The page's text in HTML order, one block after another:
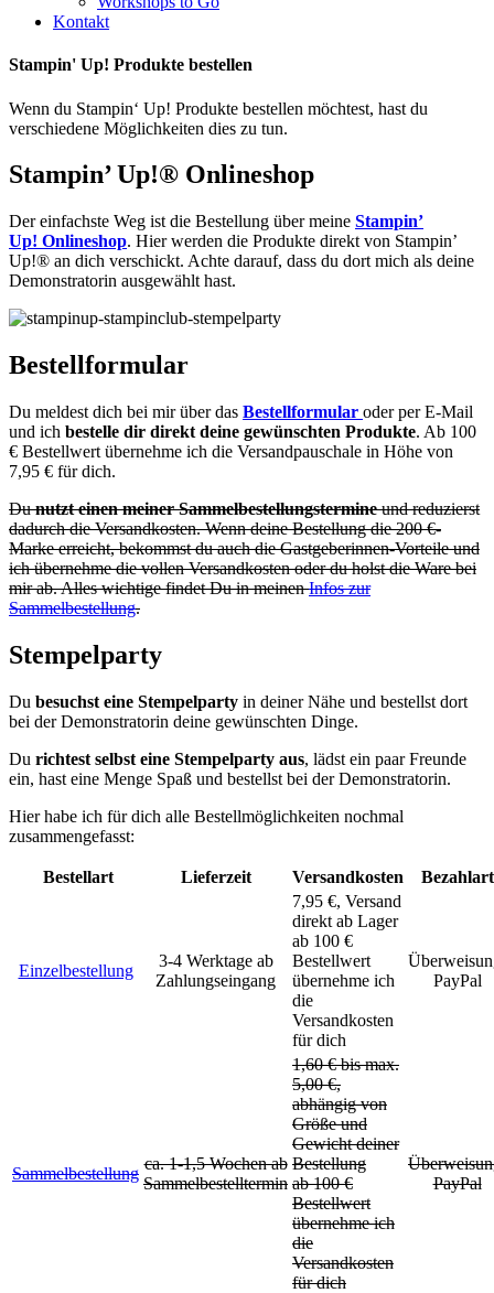
Kontakt
Stampin' Up! Produkte bestellen
Wenn du Stampin‘ Up! Produkte bestellen möchtest, hast du
verschiedene Möglichkeiten dies zu tun.
Stampin’ Up!® Onlineshop
Der einfachste Weg ist die Bestellung über meine Stampin’
Up! Onlineshop. Hier werden die Produkte direkt von Stampin’
Up!® an dich verschickt. Achte darauf, dass du dort mich als deine
Demonstratorin ausgewählt hast.
Bestellformular
Du meldest dich bei mir über das Bestellformular oder per E-Mail
und ich bestelle dir direkt deine gewünschten Produkte. Ab 100
€ Bestellwert übernehme ich die Versandpauschale in Höhe von
7,95 € für dich.
Dunutzt einen meiner Sammelbestellungstermineund reduzierst
dadurch die Versandkosten. Wenn deine Bestellung die 200 €-
Marke erreicht, bekommst du auch die Gastgeberinnen-Vorteile und
ich übernehme die vollen Versandkosten oder du holst die Ware bei
mir ab. Alles wichtige findet Du in meinenInfos zur
Sammelbestellung.
Stempelparty
Du besuchst eine Stempelparty in deiner Nähe und bestellst dort
bei der Demonstratorin deine gewünschten Dinge.
Du richtest selbst eine Stempelparty aus, lädst ein paar Freunde
ein, hast eine Menge Spaß und bestellst bei der Demonstratorin.
Hier habe ich für dich alle Bestellmöglichkeiten nochmal
zusammengefasst:
Bestellart Lieferzeit Versandkosten Bezahlart
Einzelbestellung
3-4 Werktage ab
Zahlungseingang
7,95 €, Versand
direkt ab Lager
ab 100 €
Bestellwert
übernehme ich
die
Versandkosten
für dich
PayPal
Sammelbestellung
ca. 1-1,5 Wochen ab
Sammelbestelltermin
1,60 € bis max.
5,00 €,
abhängig von
Größe und
Gewicht deiner
Bestellung
ab 100 €
Bestellwert
übernehme ich
die
Versandkosten
für dich
PayPal